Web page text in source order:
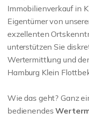
Immobilienverkauf in
Eigentümer von
exzellenten
unterstützen Sie
Wertermittlung und
Hamburg Klein
Wie das geht? Ganz
bedienendes